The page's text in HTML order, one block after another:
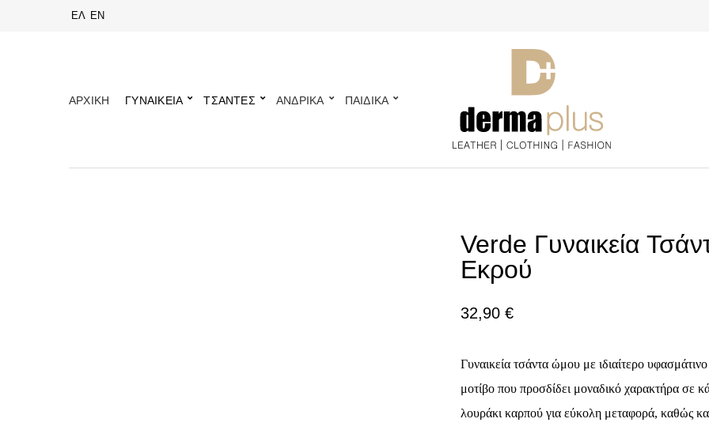
ΕΛ EN
ΑΡΧΙΚΗ ΓΥΝΑΙΚΕΙΑ ΤΣΑΝΤΕΣ ΑΝΔΡΙΚΑ ΠΑΙΔΙΚΑ
Verde Γυναικεία
Εκρού
32,90 €
Γυναικεία τσάντα ώμου με ιδιαίτερο υφασμάτινο
μοτίβο που προσδίδει μοναδικό χαρακτήρα σε
λουράκι καρπού για εύκολη μεταφορά, καθώς